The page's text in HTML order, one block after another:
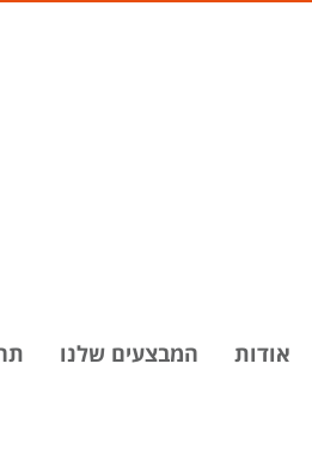
אודות המבצעים שלנו